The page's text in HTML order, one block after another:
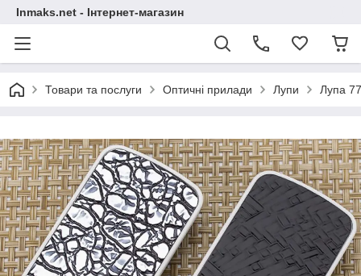
Inmaks.net - Інтернет-магазин
Товари та послуги Оптичні прилади Лупи Лупа